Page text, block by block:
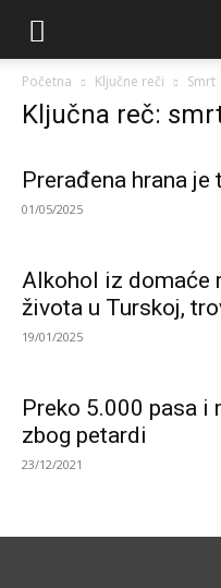
Početna Ključne reči Smrt
Ključna reč:
Prerađena hrana je
01/05/2025
Alkohol iz domaće
života u Turskoj,
19/01/2025
Preko 5.000 pasa i
zbog petardi
23/12/2021